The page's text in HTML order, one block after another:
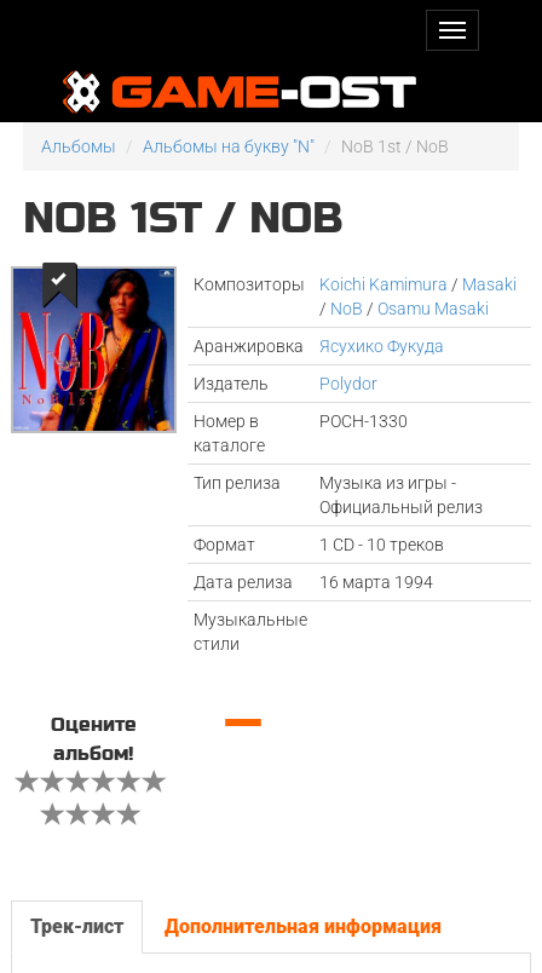
Альбомы Альбомы на букву "N" NoB 1st / NoB
NOB 1ST / NOB
Композиторы Koichi Kamimura / Masaki
/ NoB /Osamu Masaki
Аранжировка
Ясухико Фукуда
Издатель
Polydor
Номер в
каталоге
POCH-1330
Тип релиза
Музыка из игры -
Официальный релиз
Формат
1 CD - 10 треков
Дата релиза
16 марта 1994
Музыкальные
стили
Оцените
альбом!
—
Трек-лист Дополнительная информация